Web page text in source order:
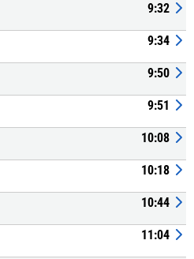
9:32
9:34
9:50
9:51
10:08
10:18
10:44
11:04